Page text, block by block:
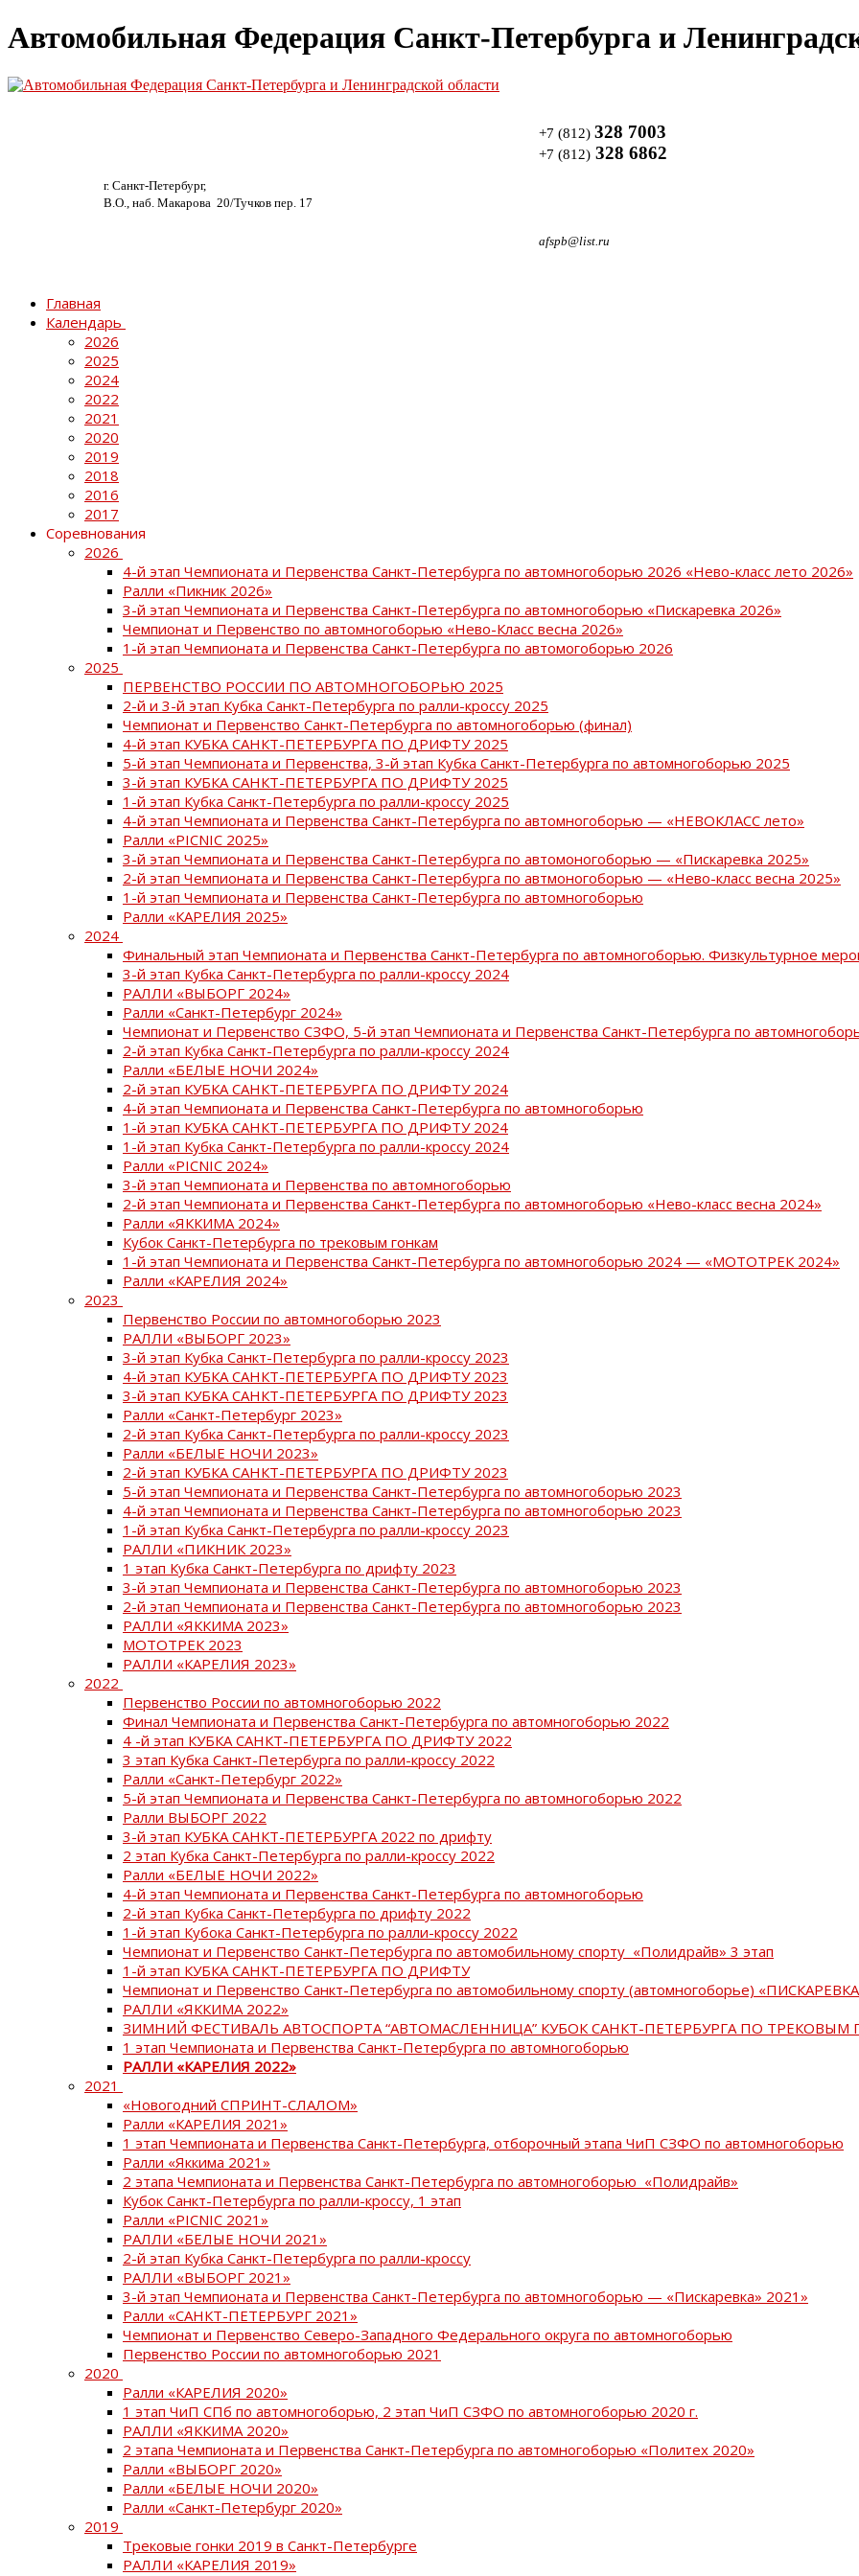
Автомобильная Федерация Санкт-Петербурга и
г. Санкт-Петербург,
В.О., наб. Макарова 20/Тучков пер. 17
+7 (812) 328 7003
+7 (812) 328 6862
afspb@list.ru
Главная
Календарь
2026
2025
2024
2022
2021
2020
2019
2018
2016
2017
Соревнования
2026
4-й этап Чемпионата и Первенства Санкт-Петербурга по автомногоборью 2026 «Нево-класс лето 2026»
Ралли «Пикник 2026»
3-й этап Чемпионата и Первенства Санкт-Петербурга по автомногоборью «Пискаревка 2026»
Чемпионат и Первенство по автомногоборью «Нево-Класс весна 2026»
1-й этап Чемпионата и Первенства Санкт-Петербурга по автомогоборью 2026
2025
ПЕРВЕНСТВО РОССИИ ПО АВТОМНОГОБОРЬЮ 2025
2-й и 3-й этап Кубка Санкт-Петербурга по ралли-кроссу 2025
Чемпионат и Первенство Санкт-Петербурга по автомногоборью (финал)
4-й этап КУБКА САНКТ-ПЕТЕРБУРГА ПО ДРИФТУ 2025
5-й этап Чемпионата и Первенства, 3-й этап Кубка Санкт-Петербурга по автомногоборью 2025
3-й этап КУБКА САНКТ-ПЕТЕРБУРГА ПО ДРИФТУ 2025
1-й этап Кубка Санкт-Петербурга по ралли-кроссу 2025
4-й этап Чемпионата и Первенства Санкт-Петербурга по автомногоборью — «НЕВОКЛАСС лето»
Ралли «PICNIC 2025»
3-й этап Чемпионата и Первенства Санкт-Петербурга по автомоногоборью — «Пискаревка 2025»
2-й этап Чемпионата и Первенства Санкт-Петербурга по автмоногоборью — «Нево-класс весна 2025»
1-й этап Чемпионата и Первенства Санкт-Петербурга по автомногоборью
Ралли «КАРЕЛИЯ 2025»
2024
Финальный этап Чемпионата и Первенства Санкт-Петербурга по автомногоборью. Физкультурное
3-й этап Кубка Санкт-Петербурга по ралли-кроссу 2024
РАЛЛИ «ВЫБОРГ 2024»
Ралли «Санкт-Петербург 2024»
Чемпионат и Первенство СЗФО, 5-й этап Чемпионата и Первенства Санкт-Петербурга по
2-й этап Кубка Санкт-Петербурга по ралли-кроссу 2024
Ралли «БЕЛЫЕ НОЧИ 2024»
2-й этап КУБКА САНКТ-ПЕТЕРБУРГА ПО ДРИФТУ 2024
4-й этап Чемпионата и Первенства Санкт-Петербурга по автомногоборью
1-й этап КУБКА САНКТ-ПЕТЕРБУРГА ПО ДРИФТУ 2024
1-й этап Кубка Санкт-Петербурга по ралли-кроссу 2024
Ралли «PICNIC 2024»
3-й этап Чемпионата и Первенства по автомногоборью
2-й этап Чемпионата и Первенства Санкт-Петербурга по автомногоборью «Нево-класс весна 2024»
Ралли «ЯККИМА 2024»
Кубок Санкт-Петербурга по трековым гонкам
1-й этап Чемпионата и Первенства Санкт-Петербурга по автомногоборью 2024 — «МОТОТРЕК 2024»
Ралли «КАРЕЛИЯ 2024»
2023
Первенство России по автомногоборью 2023
РАЛЛИ «ВЫБОРГ 2023»
3-й этап Кубка Санкт-Петербурга по ралли-кроссу 2023
4-й этап КУБКА САНКТ-ПЕТЕРБУРГА ПО ДРИФТУ 2023
3-й этап КУБКА САНКТ-ПЕТЕРБУРГА ПО ДРИФТУ 2023
Ралли «Санкт-Петербург 2023»
2-й этап Кубка Санкт-Петербурга по ралли-кроссу 2023
Ралли «БЕЛЫЕ НОЧИ 2023»
2-й этап КУБКА САНКТ-ПЕТЕРБУРГА ПО ДРИФТУ 2023
5-й этап Чемпионата и Первенства Санкт-Петербурга по автомногоборью 2023
4-й этап Чемпионата и Первенства Санкт-Петербурга по автомногоборью 2023
1-й этап Кубка Санкт-Петербурга по ралли-кроссу 2023
РАЛЛИ «ПИКНИК 2023»
1 этап Кубка Санкт-Петербурга по дрифту 2023
3-й этап Чемпионата и Первенства Санкт-Петербурга по автомногоборью 2023
2-й этап Чемпионата и Первенства Санкт-Петербурга по автомногоборью 2023
РАЛЛИ «ЯККИМА 2023»
МОТОТРЕК 2023
РАЛЛИ «КАРЕЛИЯ 2023»
2022
Первенство России по автомногоборью 2022
Финал Чемпионата и Первенства Санкт-Петербурга по автомногоборью 2022
4 -й этап КУБКА САНКТ-ПЕТЕРБУРГА ПО ДРИФТУ 2022
3 этап Кубка Санкт-Петербурга по ралли-кроссу 2022
Ралли «Санкт-Петербург 2022»
5-й этап Чемпионата и Первенства Санкт-Петербурга по автомногоборью 2022
Ралли ВЫБОРГ 2022
3-й этап КУБКА САНКТ-ПЕТЕРБУРГА 2022 по дрифту
2 этап Кубка Санкт-Петербурга по ралли-кроссу 2022
Ралли «БЕЛЫЕ НОЧИ 2022»
4-й этап Чемпионата и Первенства Санкт-Петербурга по автомногоборью
2-й этап Кубка Санкт-Петербурга по дрифту 2022
1-й этап Кубока Санкт-Петербурга по ралли-кроссу 2022
Чемпионат и Первенство Санкт-Петербурга по автомобильному спорту «Полидрайв» 3 этап
1-й этап КУБКА САНКТ-ПЕТЕРБУРГА ПО ДРИФТУ
Чемпионат и Первенство Санкт-Петербурга по автомобильному спорту (автомногоборье)
РАЛЛИ «ЯККИМА 2022»
ЗИМНИЙ ФЕСТИВАЛЬ АВТОСПОРТА “АВТОМАСЛЕННИЦА” КУБОК САНКТ-ПЕТЕРБУРГА ПО ТРЕКОВЫМ
1 этап Чемпионата и Первенства Санкт-Петербурга по автомногоборью
РАЛЛИ «КАРЕЛИЯ 2022»
2021
«Новогодний СПРИНТ-СЛАЛОМ»
Ралли «КАРЕЛИЯ 2021»
1 этап Чемпионата и Первенства Санкт-Петербурга, отборочный этапа ЧиП СЗФО по автомногоборью
Ралли «Яккима 2021»
2 этапа Чемпионата и Первенства Санкт-Петербурга по автомногоборью «Полидрайв»
Кубок Санкт-Петербурга по ралли-кроссу, 1 этап
Ралли «PICNIC 2021»
РАЛЛИ «БЕЛЫЕ НОЧИ 2021»
2-й этап Кубка Санкт-Петербурга по ралли-кроссу
РАЛЛИ «ВЫБОРГ 2021»
3-й этап Чемпионата и Первенства Санкт-Петербурга по автомногоборью — «Пискаревка» 2021»
Ралли «САНКТ-ПЕТЕРБУРГ 2021»
Чемпионат и Первенство Северо-Западного Федерального округа по автомногоборью
Первенство России по автомногоборью 2021
2020
Ралли «КАРЕЛИЯ 2020»
1 этап ЧиП СПб по автомногоборью, 2 этап ЧиП СЗФО по автомногоборью 2020 г.
РАЛЛИ «ЯККИМА 2020»
2 этапа Чемпионата и Первенства Санкт-Петербурга по автомногоборью «Политех 2020»
Ралли «ВЫБОРГ 2020»
Ралли «БЕЛЫЕ НОЧИ 2020»
Ралли «Санкт-Петербург 2020»
2019
Трековые гонки 2019 в Санкт-Петербурге
РАЛЛИ «КАРЕЛИЯ 2019»